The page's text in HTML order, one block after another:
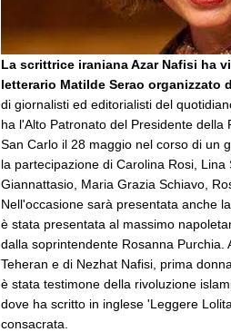
La scrittrice iraniana Azar Nafisi ha
letterario Matilde Serao organizzato
di giornalisti ed editorialisti del
ha l'Alto Patronato del Presidente
San Carlo il 28 maggio nel corso di un
la partecipazione di Carolina Rosi,
Giannattasio, Maria Grazia Schiavo,
Nell'occasione sarà presentata anche
è stata presentata al massimo
dalla soprintendente Rosanna Purchia.
Teheran e di Nezhat Nafisi, prima
è stata testimone della rivoluzione
dove ha scritto in inglese 'Leggere
consacrata.